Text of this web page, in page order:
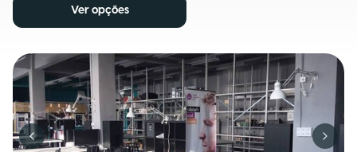
Ver opções
Previous slide Next